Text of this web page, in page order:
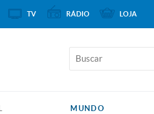
MUNDO
TV RÁDIO LOJA